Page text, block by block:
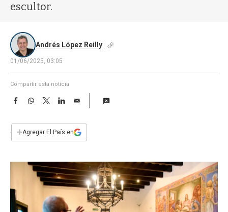
escultor.
Andrés López Reilly
01/06/2025, 03:05
Compartir esta noticia
F
e
b
W
s
p
T
w
t
L
n
E
i
l
+Agregar El País en